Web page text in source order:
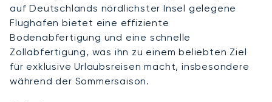
auf Deutschlands nördlichster Insel gelegene
Flughafen bietet eine effiziente
Bodenabfertigung und eine schnelle
Zollabfertigung, was ihn zu einem beliebten Ziel
für exklusive Urlaubsreisen macht, insbesondere
während der Sommersaison.